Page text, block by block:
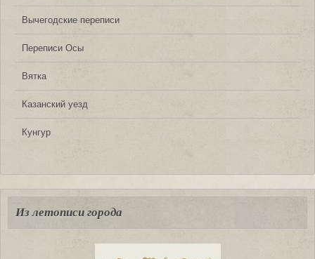
Вычегодские переписи
Переписи Осы
Вятка
Казанский уезд
Кунгур
Из летописи города